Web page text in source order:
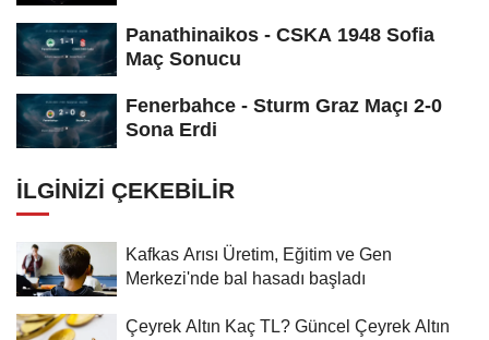
Panathinaikos - CSKA 1948 Sofia
Maç Sonucu
Fenerbahce - Sturm Graz Maçı 2-0
Sona Erdi
İLGINIZI ÇEKEBILIR
Kafkas Arısı Üretim, Eğitim ve Gen
Merkezi'nde bal hasadı başladı
Çeyrek Altın Kaç TL? Güncel Çeyrek Altın